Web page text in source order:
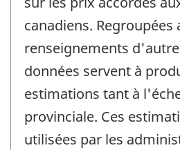
canadiens. Regroupées
renseignements
données servent à
estimations tant à
provinciale. Ces
utilisées par les